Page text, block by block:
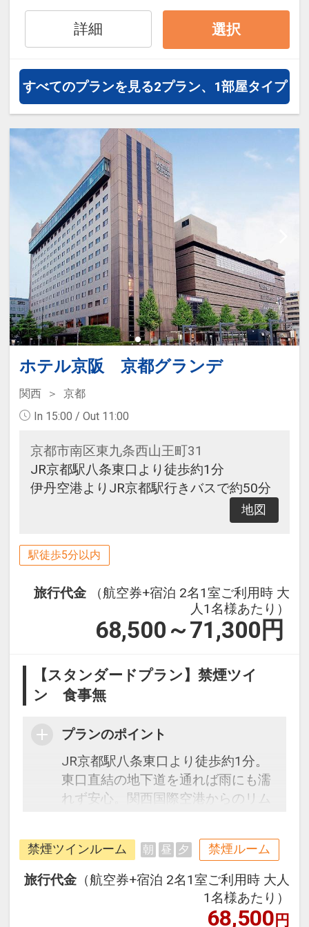
通・体験プランなどの追加（同時予
約）が可能なプランもございます。
詳細 選択
すべてのプランを見る2プラン、1部屋タイプ
ホテル京阪 京都グランデ
関西
京都
In 15:00 / Out 11:00
京都市南区東九条西山王町31
JR京都駅八条東口より徒歩約1分
伊丹空港よりJR京都駅行きバスで約50分
地図
駅徒歩5分以内
旅行代金
（航空券+宿泊 2名1室ご利用時 大
人1名様あたり）
68,500～71,300 円
【スタンダードプラン】禁煙ツイ
ン 食事無
プランのポイント
JR京都駅八条東口より徒歩約1分。
東口直結の地下道を通れば雨にも濡
れず安心。関西国際空港からのリム
チェックイン前はもちろん、チェッ
クアウト後も無料でお荷物のお預か
りＯＫ！駅前立地なので受取もラク
ラク。シモンズ社製のベッドや加湿
機能付空気清浄機を完備したお部屋
禁煙ツインルーム 朝 昼 夕 禁煙ルーム
旅行代金 （航空券+宿泊 2名1室ご利用時 大人
1名様あたり）
68,500円